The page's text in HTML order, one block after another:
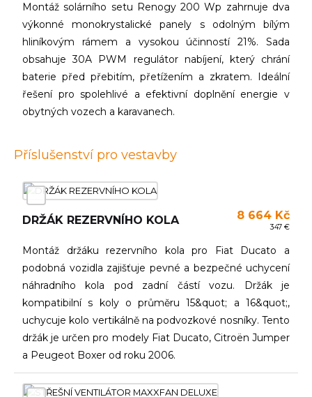
Montáž solárního setu Renogy 200 Wp zahrnuje dva
výkonné monokrystalické panely s odolným bílým
hliníkovým rámem a vysokou účinností 21%. Sada
obsahuje 30A PWM regulátor nabíjení, který chrání
baterie před přebitím, přetížením a zkratem. Ideální
řešení pro spolehlivé a efektivní doplnění energie v
obytných vozech a karavanech.
Příslušenství pro vestavby
DRŽÁK REZERVNÍHO KOLA 8 664 Kč
347 €
Montáž držáku rezervního kola pro Fiat Ducato a
podobná vozidla zajišťuje pevné a bezpečné uchycení
náhradního kola pod zadní částí vozu. Držák je
kompatibilní s koly o průměru 15&quot; a 16&quot;,
uchycuje kolo vertikálně na podvozkové nosníky. Tento
držák je určen pro modely Fiat Ducato, Citroën Jumper
a Peugeot Boxer od roku 2006.